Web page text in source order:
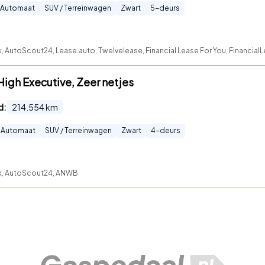
Automaat SUV / Terreinwagen Zwart 5-deurs
Lease.auto, Twelvelease, Financial Lease For You,
Executive, Zeer netjes
214.554km
Automaat SUV / Terreinwagen Zwart 4-deurs
AutoScout24, ANWB